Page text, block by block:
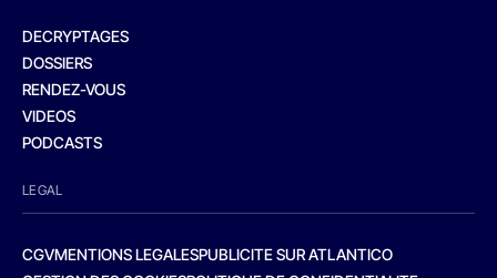
DECRYPTAGES
DOSSIERS
RENDEZ-VOUS
VIDEOS
PODCASTS
LEGAL
CGVMENTIONS LEGALESPUBLICITE SUR ATLANTICO